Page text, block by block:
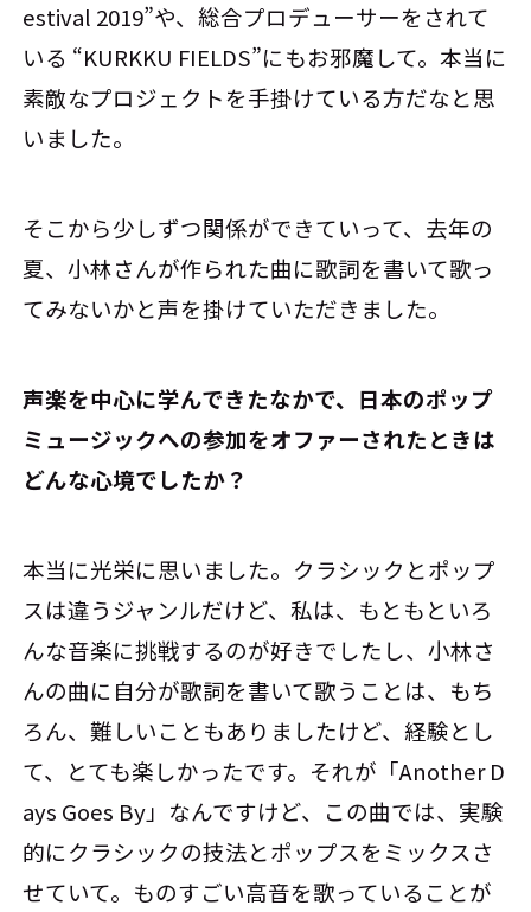
estival 2019”や、総合プロデューサーをされて
いる “KURKKU FIELDS”にもお邪魔して。本当に
素敵なプロジェクトを手掛けている方だなと思
いました。
そこから少しずつ関係ができていって、去年の
夏、小林さんが作られた曲に歌詞を書いて歌っ
てみないかと声を掛けていただきました。
――声楽を中心に学んできたなかで、日本のポップ
ミュージックへの参加をオファーされたときは
どんな心境でしたか？
本当に光栄に思いました。クラシックとポップ
スは違うジャンルだけど、私は、もともといろ
んな音楽に挑戦するのが好きでしたし、小林さ
んの曲に自分が歌詞を書いて歌うことは、もち
ろん、難しいこともありましたけど、経験とし
て、とても楽しかったです。それが「Another D
ays Goes By」なんですけど、この曲では、実験
的にクラシックの技法とポップスをミックスさ
せていて。ものすごい高音を歌っていることが